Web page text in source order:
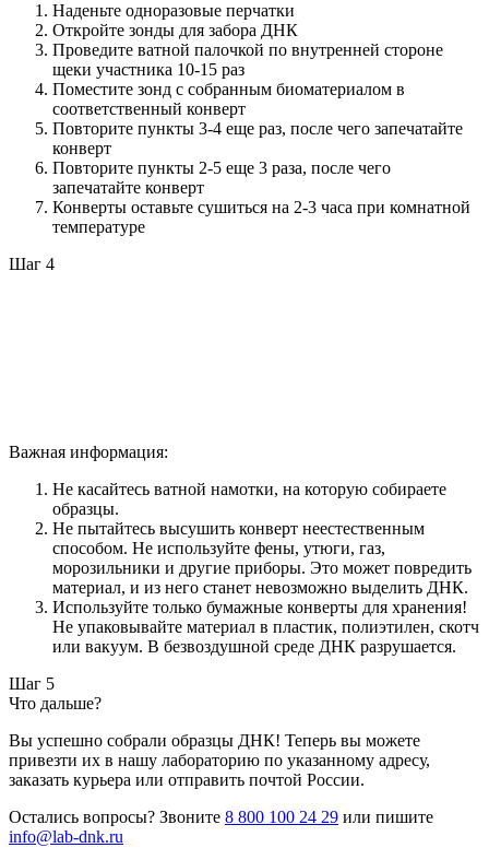
Наденьте одноразовые перчатки
Откройте зонды для забора ДНК
Проведите ватной палочкой по внутренней стороне
щеки участника 10-15 раз
Поместите зонд с собранным биоматериалом в
соответственный конверт
Повторите пункты 3-4 еще раз, после чего запечатайте
конверт
Повторите пункты 2-5 еще 3 раза, после чего
запечатайте конверт
Конверты оставьте сушиться на 2-3 часа при комнатной
температуре
Шаг 4
Важная информация:
Не касайтесь ватной намотки, на которую собираете
образцы.
Не пытайтесь высушить конверт неестественным
способом. Не используйте фены, утюги, газ,
морозильники и другие приборы. Это может повредить
материал, и из него станет невозможно выделить ДНК.
Используйте только бумажные конверты для хранения!
Не упаковывайте материал в пластик, полиэтилен, скотч
или вакуум. В безвоздушной среде ДНК разрушается.
Шаг 5
Что дальше?
Вы успешно собрали образцы ДНК! Теперь вы можете
привезти их в нашу лабораторию по указанному адресу,
заказать курьера или отправить почтой России.
Остались вопросы? Звоните 8 800 100 24 29 или пишите
info@lab-dnk.ru